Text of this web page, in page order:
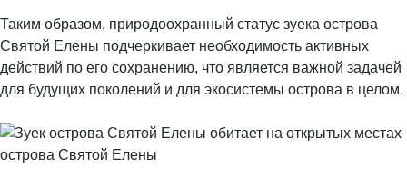
Таким образом, природоохранный статус зуека острова
Святой Елены подчеркивает необходимость активных
действий по его сохранению, что является важной задачей
для будущих поколений и для экосистемы острова в целом.